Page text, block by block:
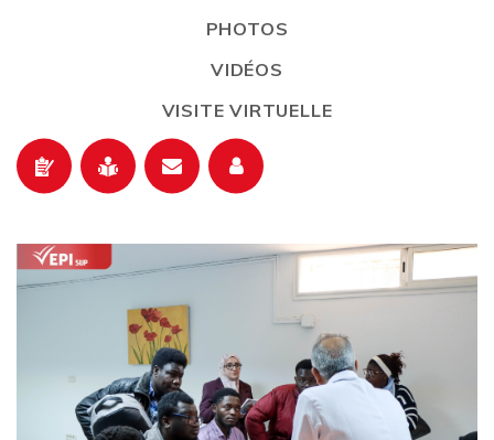
PHOTOS
VIDÉOS
VISITE VIRTUELLE